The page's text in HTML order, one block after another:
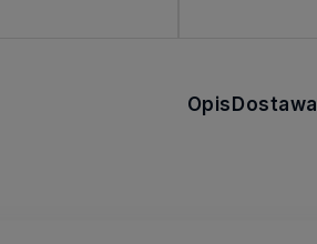
OpisDostawa